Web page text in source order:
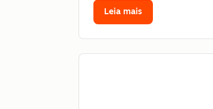
Leia mais